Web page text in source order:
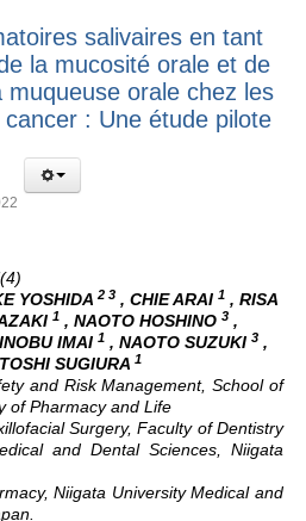
salivaires en tant
la mucosité orale et de
muqueuse orale chez les
: Une étude pilote
YOSHIDA 2 3 , CHIE ARAI 1 , RISA
1 , NAOTO HOSHINO 3 ,
IMAI 1 , NAOTO SUZUKI 3 ,
SUGIURA 1
and Risk Management, School of
of Pharmacy and Life
Surgery, Faculty of Dentistry
and Dental Sciences, Niigata
Niigata University Medical and